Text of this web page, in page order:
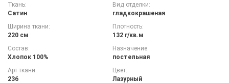
Ткань:
Сатин
Вид отделки:
гладкокрашеная
Ширина ткани:
220 см
Плотность:
132 г/кв.м
Состав:
Хлопок 100%
Назначение:
постельная
Арт ткани:
236
Цвет:
Лазурный